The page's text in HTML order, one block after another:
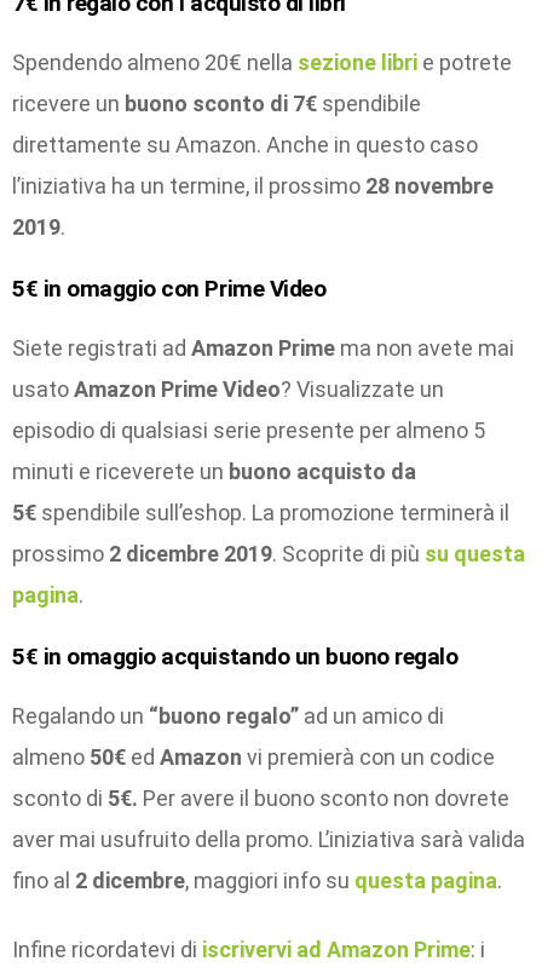
Spendendo almeno 20€ nella sezione libri e potrete
ricevere un buono sconto di 7€ spendibile
direttamente su Amazon. Anche in questo caso
l’iniziativa ha un termine, il prossimo 28 novembre
2019.
5€ in omaggio con Prime Video
Siete registrati ad Amazon Prime ma non avete mai
usatoAmazon Prime Video? Visualizzate un
episodio di qualsiasi serie presente per almeno 5
minuti e riceverete un buono acquisto da
5€ spendibile sull’eshop. La promozione terminerà il
prossimo 2 dicembre 2019. Scoprite di più su questa
pagina.
5€ in omaggio acquistando un buono regalo
Regalando un “buono regalo” ad un amico di
almeno 50€ ed Amazon vi premierà con un codice
sconto di 5€. Per avere il buono sconto non dovrete
aver mai usufruito della promo. L’iniziativa sarà valida
fino al 2 dicembre, maggiori info su questa pagina.
Infine ricordatevi di iscrivervi ad Amazon Prime: i